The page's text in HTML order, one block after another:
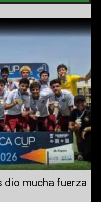
dio mucha fuerza